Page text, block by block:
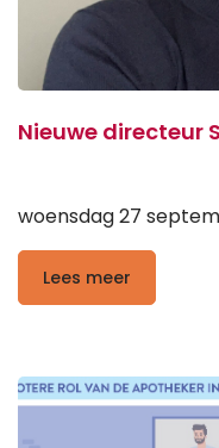
Nieuwe directeur
woensdag 27
Lees meer